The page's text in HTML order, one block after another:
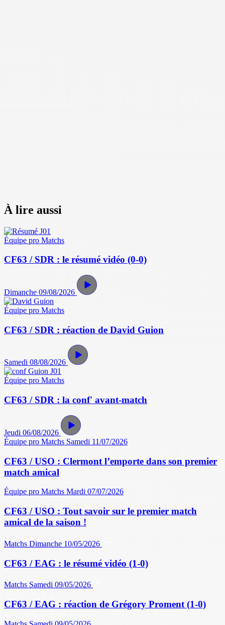
À lire aussi
Équipe pro Matchs
CF63 / SDR : le résumé vidéo (0-0)
Dimanche 09/08/2026
Équipe pro Matchs
CF63 / SDR : réaction de David Guion
Samedi 08/08/2026
Équipe pro Matchs
CF63 / SDR : la conf' avant-match
Jeudi 06/08/2026
Équipe pro Matchs Samedi 11/07/2026
CF63 / USO : Clermont l’emporte dans son premier
match amical
Équipe pro Matchs Mardi 07/07/2026
CF63 / USO : Tout savoir sur le premier match
amical de la saison !
Matchs Dimanche 10/05/2026
CF63 / EAG : le résumé vidéo (1-0)
Matchs Samedi 09/05/2026
CF63 / EAG : réaction de Grégory Proment (1-0)